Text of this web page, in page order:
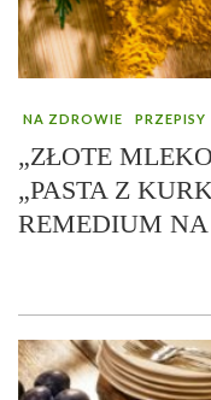
NA ZDROWIE PRZEPISY
„ZŁOTE
„PASTA Z
REMEDIUM